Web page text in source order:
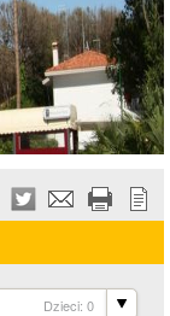
Dzieci: 0